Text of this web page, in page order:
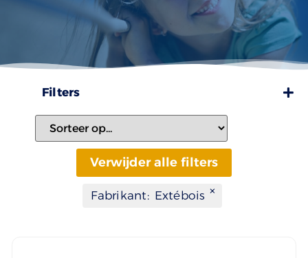
Filters
Verwijder alle filters
Fabrikant: Extébois ×